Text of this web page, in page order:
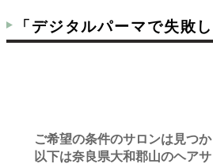
「デジタルパーマで失敗
ご希望の条件のサロンは見つか
以下は奈良県大和郡山のヘア